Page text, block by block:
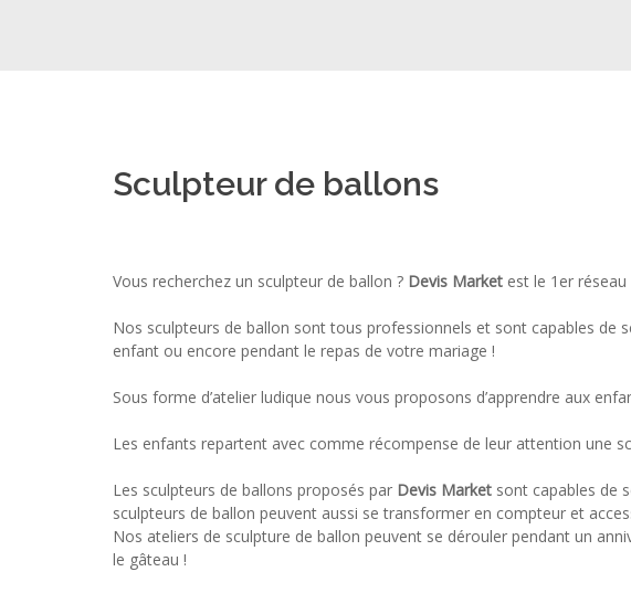
Sculpteur de ballons
Vous recherchez un sculpteur de ballon ? Devis Market est le 1er
Nos sculpteurs de ballon sont tous professionnels et sont capables de
enfant ou encore pendant le repas de votre mariage !
Sous forme d’atelier ludique nous vous proposons d’apprendre aux
Les enfants repartent avec comme récompense de leur attention une
Les sculpteurs de ballons proposés par Devis Market sont capables de
sculpteurs de ballon peuvent aussi se transformer en compteur et
Nos ateliers de sculpture de ballon peuvent se dérouler pendant un
le gâteau !